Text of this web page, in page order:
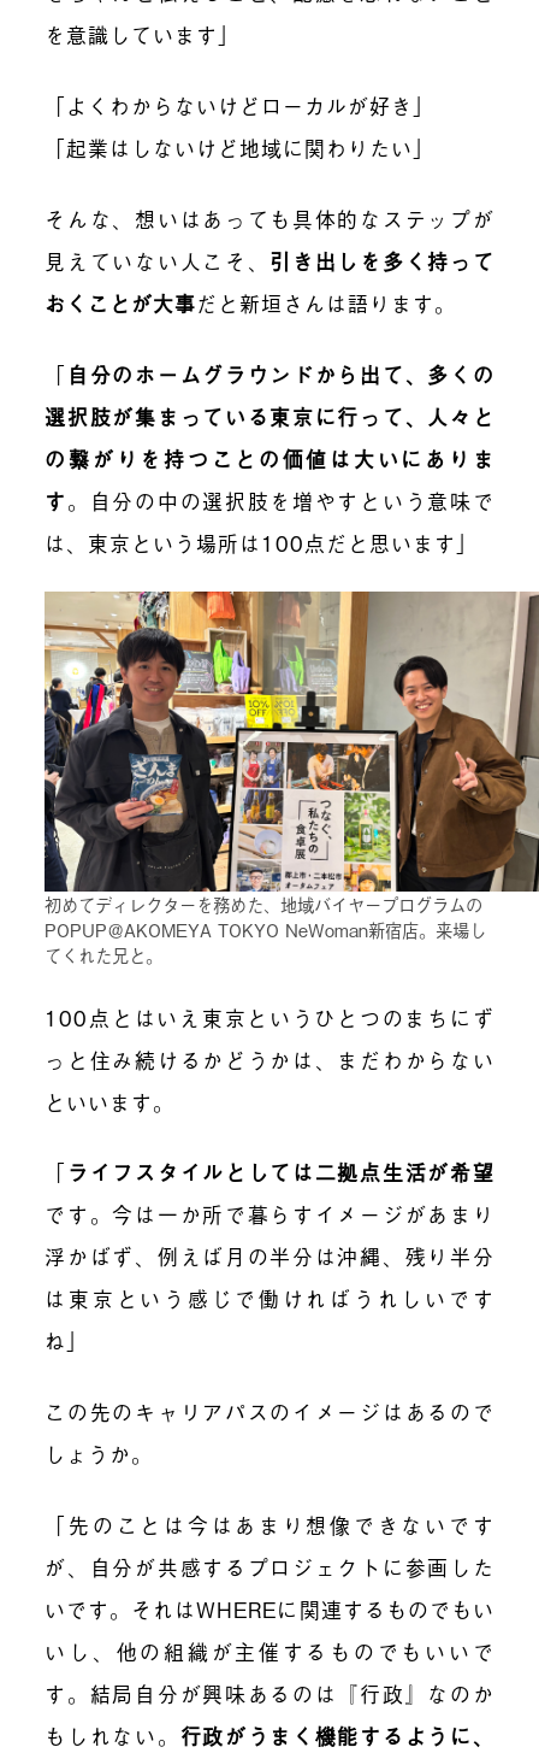
を意識しています」
「よくわからないけどローカルが好き」
「起業はしないけど地域に関わりたい」
そんな、想いはあっても具体的なステップが
見えていない人こそ、 引き出しを多く持って
おくことが大事だと新垣さんは語ります。
「 自分のホームグラウンドから出て、多くの
選択肢が集まっている東京に行って、人々と
の繋がりを持つことの価値は大いにありま
す。
自分の中の選択肢を増やすという意味で
は、東京という場所は100点だと思います」
初めてディレクターを務めた、地域バイヤープログラムの
POPUP＠AKOMEYA TOKYO NeWoman新宿店。来場し
てくれた兄と。
100点とはいえ東京というひとつのまちにず
っと住み続けるかどうかは、まだわからない
といいます。
「 ライフスタイルとしては二拠点生活が希望
です。今は一か所で暮らすイメージがあまり
浮かばず、例えば月の半分は沖縄、残り半分
は東京という感じで働ければうれしいです
ね」
この先のキャリアパスのイメージはあるので
しょうか。
「先のことは今はあまり想像できないです
が、自分が共感するプロジェクトに参画した
いです。それはWHEREに関連するものでもい
いし、他の組織が主催するものでもいいで
す。結局自分が興味あるのは『行政』なのか
もしれない。 行政がうまく機能するように、